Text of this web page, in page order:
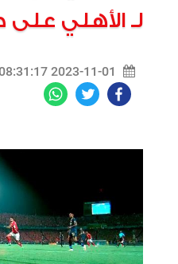
لـ الأهلي على
2023-11-01 08:31:17
Facebook
Twitter